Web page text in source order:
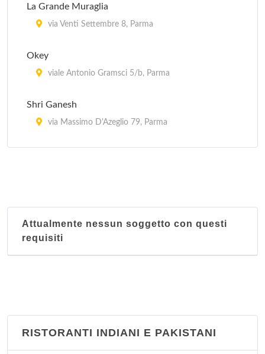
La Grande Muraglia
via Venti Settembre 8, Parma
Okey
viale Antonio Gramsci 5/b, Parma
Shri Ganesh
via Massimo D'Azeglio 79, Parma
viale Piacenza 13, Parma
Attualmente nessun soggetto con questi
requisiti
RISTORANTI INDIANI E PAKISTANI